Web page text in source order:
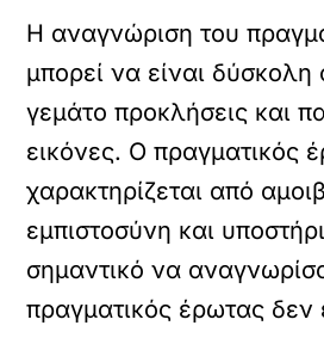
Η αναγνώριση του
μπορεί να είναι
γεμάτο προκλήσεις και
εικόνες. Ο πραγματικός
χαρακτηρίζεται από
εμπιστοσύνη και
σημαντικό να
πραγματικός έρωτας δεν